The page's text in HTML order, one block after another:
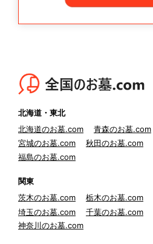
北海道・東北
北海道のお墓.com
青森のお墓.com
宮城のお墓.com
秋田のお墓.com
福島のお墓.com
関東
茨木のお墓.com
栃木のお墓.com
埼玉のお墓.com
千葉のお墓.com
神奈川のお墓.com